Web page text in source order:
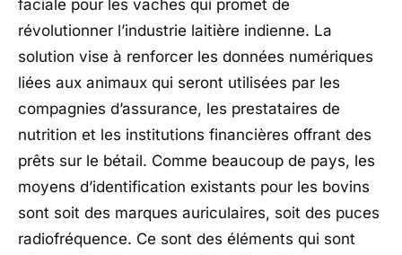
faciale pour les vaches qui promet de
révolutionner l’industrie laitière indienne. La
solution vise à renforcer les données numériques
liées aux animaux qui seront utilisées par les
compagnies d’assurance, les prestataires de
nutrition et les institutions financières offrant des
prêts sur le bétail. Comme beaucoup de pays, les
moyens d’identification existants pour les bovins
sont soit des marques auriculaires, soit des puces
radiofréquence. Ce sont des éléments qui sont